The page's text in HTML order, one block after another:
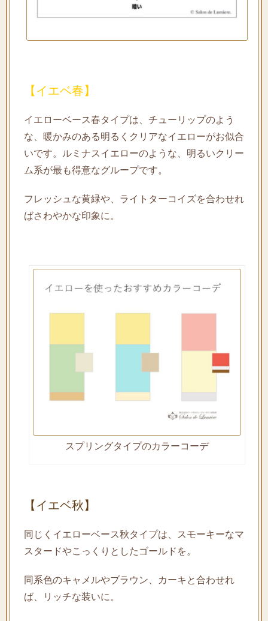
【イエベ春】
イエローベース春タイプは、チューリップのよう
な、暖かみのある明るくクリアなイエローがお似合
いです。ルミナスイエローのような、明るいクリー
ム系が最も得意なグループです。
フレッシュな黄緑や、ライトターコイズを合わせれ
ばさわやかな印象に。
スプリングタイプのカラーコーデ
【イエベ秋】
同じくイエローベース秋タイプは、スモーキーなマ
スタードやこっくりとしたゴールドを。
同系色のキャメルやブラウン、カーキと合わせれ
ば、リッチな装いに。